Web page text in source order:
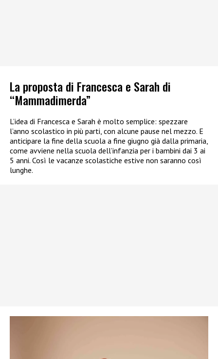
La proposta di Francesca e Sarah di
“Mammadimerda”
L’idea di Francesca e Sarah è molto semplice: spezzare
l’anno scolastico in più parti, con alcune pause nel mezzo. E
anticipare la fine della scuola a fine giugno già dalla primaria,
come avviene nella scuola dell’infanzia per i bambini dai 3 ai
5 anni. Così le vacanze scolastiche estive non saranno così
lunghe.